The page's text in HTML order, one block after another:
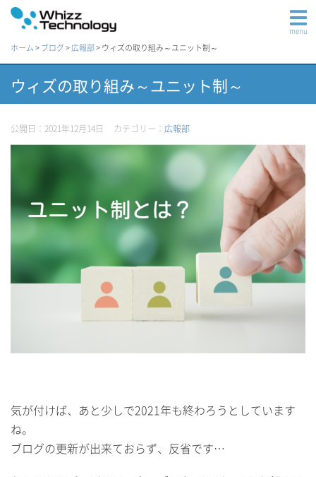
menu
ホーム>ブログ>広報部>ウィズの取り組み～ユニット制～
ウィズの取り組み～ユニット制～
公開日：2021年12月14日 カテゴリー： 広報部
気が付けば、あと少しで2021年も終わろうとしています
ね。
ブログの更新が出来ておらず、反省です…